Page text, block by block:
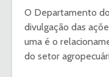
O Departamento
divulgação das
uma é o
do setor